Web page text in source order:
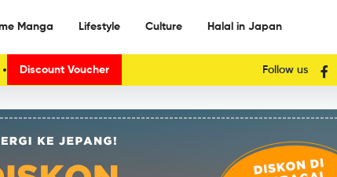
Manga Lifestyle Culture Halal in Japan
Discount Voucher Follow us